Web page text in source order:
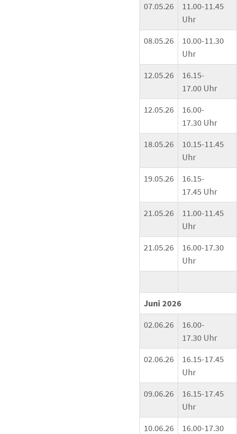
07.05.26
11.00-11.45
Uhr
08.05.26
10.00-11.30
Uhr
12.05.26
16.15-
17.00 Uhr
12.05.26
16.00-
17.30 Uhr
18.05.26
10.15-11.45
Uhr
19.05.26
16.15-
17.45 Uhr
21.05.26
11.00-11.45
Uhr
21.05.26
16.00-17.30
Uhr
Juni 2026
02.06.26
16.00-
17.30 Uhr
02.06.26
16.15-17.45
Uhr
09.06.26
16.15-17.45
Uhr
10.06.26
16.00-17.30